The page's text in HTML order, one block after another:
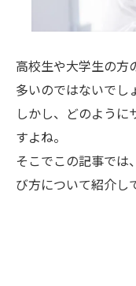
高校生や大学生の方
多いのではないでし
しかし、どのように
すよね。
そこでこの記事では
び方について紹介し